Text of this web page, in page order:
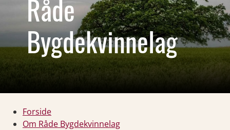
Råde
Bygdekvinnelag
Forside
Om Råde Bygdekvinnelag